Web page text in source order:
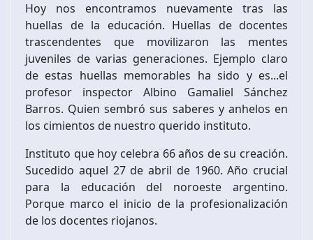
Hoy nos encontramos nuevamente tras las
huellas de la educación. Huellas de docentes
trascendentes que movilizaron las mentes
juveniles de varias generaciones. Ejemplo claro
de estas huellas memorables ha sido y es...el
profesor inspector Albino Gamaliel Sánchez
Barros. Quien sembró sus saberes y anhelos en
los cimientos de nuestro querido instituto.
Instituto que hoy celebra 66 años de su creación.
Sucedido aquel 27 de abril de 1960. Año crucial
para la educación del noroeste argentino.
Porque marco el inicio de la profesionalización
de los docentes riojanos.